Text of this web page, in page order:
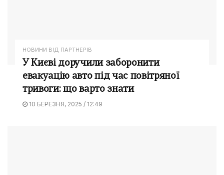
НОВИНИ ВІД ПАРТНЕРІВ
У Києві доручили заборонити
евакуацію авто під час повітряної
тривоги: що варто знати
10 БЕРЕЗНЯ, 2025 / 12:49